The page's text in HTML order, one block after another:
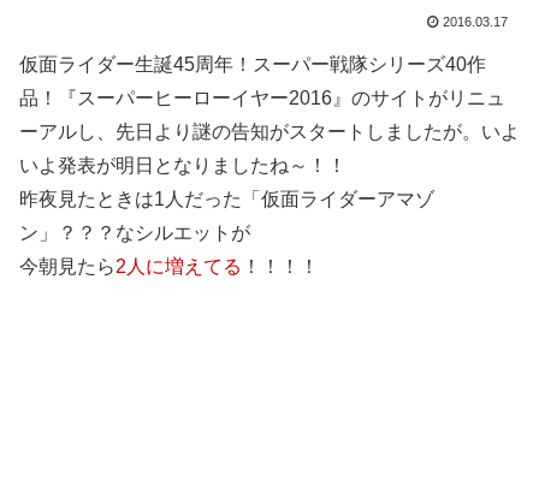
2016.03.17
仮面ライダー生誕45周年！スーパー戦隊シリーズ40作
品！『スーパーヒーローイヤー2016』のサイトがリニュ
ーアルし、先日より謎の告知がスタートしましたが。いよ
いよ発表が明日となりましたね～！！
昨夜見たときは1人だった「仮面ライダーアマゾ
ン」？？？なシルエットが
今朝見たら2人に増えてる ！！！！